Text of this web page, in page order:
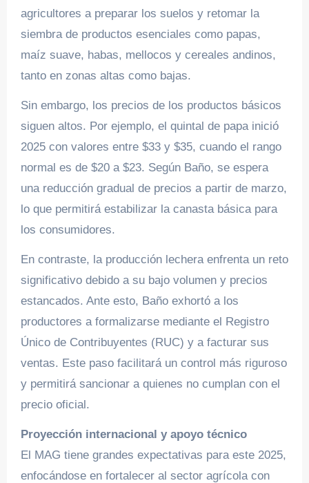
agricultores a preparar los suelos y retomar la
siembra de productos esenciales como papas,
maíz suave, habas, mellocos y cereales andinos,
tanto en zonas altas como bajas.
Sin embargo, los precios de los productos básicos
siguen altos. Por ejemplo, el quintal de papa inició
2025 con valores entre $33 y $35, cuando el rango
normal es de $20 a $23. Según Baño, se espera
una reducción gradual de precios a partir de marzo,
lo que permitirá estabilizar la canasta básica para
los consumidores.
En contraste, la producción lechera enfrenta un reto
significativo debido a su bajo volumen y precios
estancados. Ante esto, Baño exhortó a los
productores a formalizarse mediante el Registro
Único de Contribuyentes (RUC) y a facturar sus
ventas. Este paso facilitará un control más riguroso
y permitirá sancionar a quienes no cumplan con el
precio oficial.
Proyección internacional y apoyo técnico
El MAG tiene grandes expectativas para este 2025,
enfocándose en fortalecer al sector agrícola con